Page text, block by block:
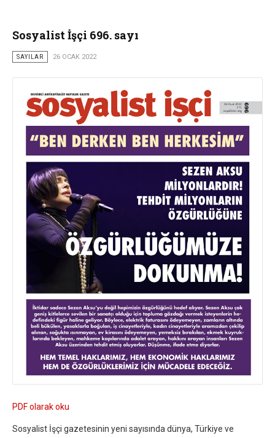
Sosyalist İşçi 696. sayı
SAYILAR 26 OCAK 2022
PDF olarak oku
Sosyalist İşçi gazetesinin yeni sayısında dünya, Türkiye ve